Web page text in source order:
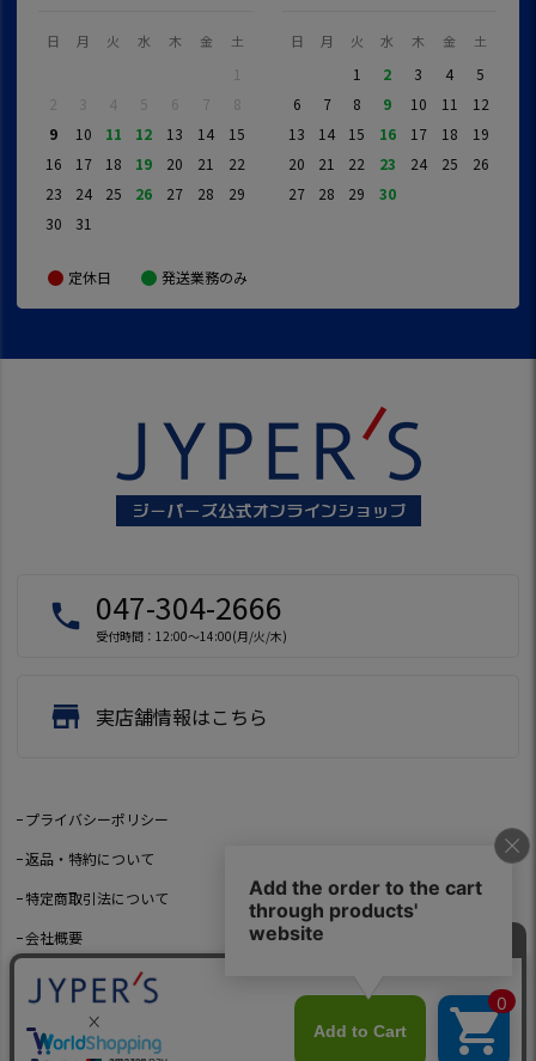
日 月 火 水 木 金 土
1
2
3 4 5 6 7
8
9
10 11 12 13 14
15
16
17 18 19 20 21
22
23
24 25 26 27 28
29
30
31
日 月 火 水 木 金 土
1 2 3 4
5
6
7 8 9 10 11
12
13
14 15 16 17 18
19
20
21 22 23 24 25
26
27
28 29 30
定休日 発送業務のみ
local_phone 047-304-2666
受付時間：12:00～14:00(月/火/木)
store 実店舗情報はこちら
プライバシーポリシー
返品・特約について
特定商取引法について
会社概要
よくあるご質問
お問い合わせ